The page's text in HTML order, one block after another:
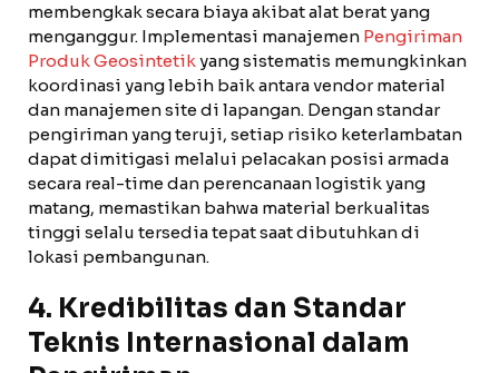
membengkak secara biaya akibat alat berat yang
menganggur. Implementasi manajemen Pengiriman
Produk Geosintetikyang sistematis memungkinkan
koordinasi yang lebih baik antara vendor material
dan manajemen site di lapangan. Dengan standar
pengiriman yang teruji, setiap risiko keterlambatan
dapat dimitigasi melalui pelacakan posisi armada
secara real-time dan perencanaan logistik yang
matang, memastikan bahwa material berkualitas
tinggi selalu tersedia tepat saat dibutuhkan di
lokasi pembangunan.
4. Kredibilitas dan Standar
Teknis Internasional dalam